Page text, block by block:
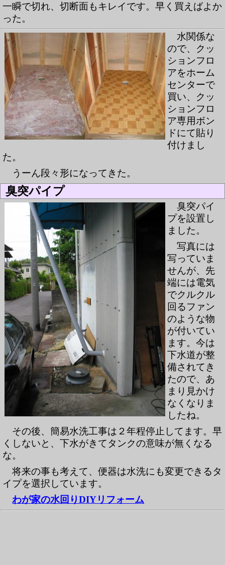
一瞬で切れ、切断面もキレイです。早く買えばよか
った。
水関係な
ので、クッ
ションフロ
アをホーム
センターで
買い、クッ
ションフロ
ア専用ボン
ドにて貼り
付けまし
た。
うーん段々形になってきた。
臭突パイプ
臭突パイ
プを設置し
ました。
写真には
写っていま
せんが、先
端には電気
でクルクル
回るファン
のような物
が付いてい
ます。今は
下水道が整
備されてき
たので、あ
まり見かけ
なくなりま
したね。
その後、簡易水洗工事は２年程停止してます。早
くしないと、下水がきてタンクの意味が無くなる
な。
将来の事も考えて、便器は水洗にも変更できるタ
イプを選択しています。
わが家の水回りDIYリフォーム